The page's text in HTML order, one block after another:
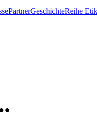
PartnerGeschichteReihe